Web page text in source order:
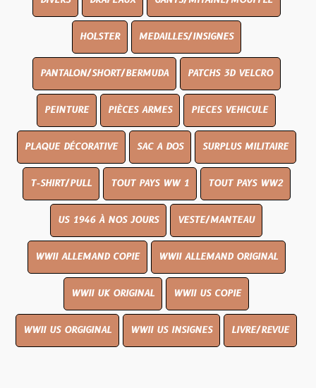
HOLSTER MEDAILLES/INSIGNES
PANTALON/SHORT/BERMUDA PATCHS 3D VELCRO
PEINTURE PIÈCES ARMES PIECES VEHICULE
PLAQUE DÉCORATIVE SAC A DOS SURPLUS MILITAIRE
T-SHIRT/PULL TOUT PAYS WW 1 TOUT PAYS WW2
US 1946 À NOS JOURS VESTE/MANTEAU
WWII ALLEMAND COPIE WWII ALLEMAND ORIGINAL
WWII UK ORIGINAL WWII US COPIE
WWII US ORGIGINAL WWII US INSIGNES LIVRE/REVUE